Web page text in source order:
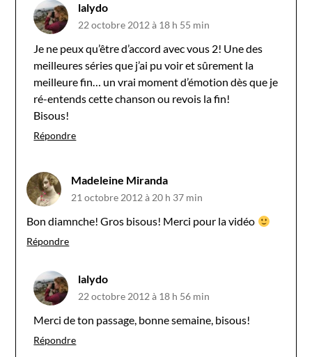
lalydo
22 octobre 2012 à 18 h 55 min
Je ne peux qu’être d’accord avec vous 2! Une des
meilleures séries que j’ai pu voir et sûrement la
meilleure fin… un vrai moment d’émotion dès que je
ré-entends cette chanson ou revois la fin!
Bisous!
Répondre
Madeleine Miranda
21 octobre 2012 à 20 h 37 min
Bon diamnche! Gros bisous! Merci pour la vidéo
Répondre
lalydo
22 octobre 2012 à 18 h 56 min
Merci de ton passage, bonne semaine, bisous!
Répondre